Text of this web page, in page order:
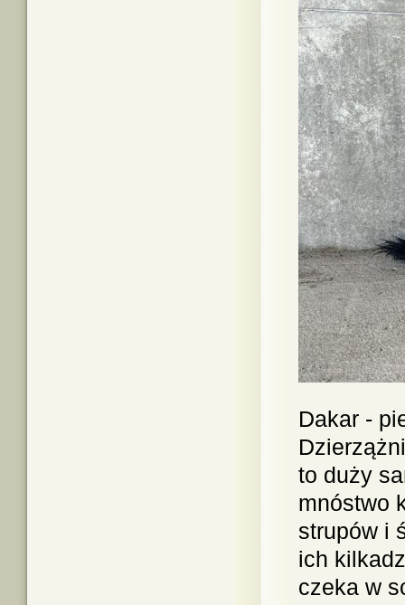
Dakar -
to duży
mnóstwo
strupów i
ich
czeka w